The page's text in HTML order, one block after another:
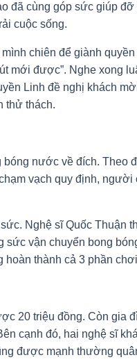
đã cùng góp sức giúp đỡ
cuộc sống.
chiên để giành
mới được”. Nghe xong
Linh đề nghị khách
thử thách.
nước về đích. Theo
vạch quy định, người
Nghệ sĩ Quốc Thuận
sức vận chuyển bong
hoàn thành cả 3 phần
20 triệu đồng. Còn gia
cạnh đó, hai nghệ sĩ
được mạnh thường